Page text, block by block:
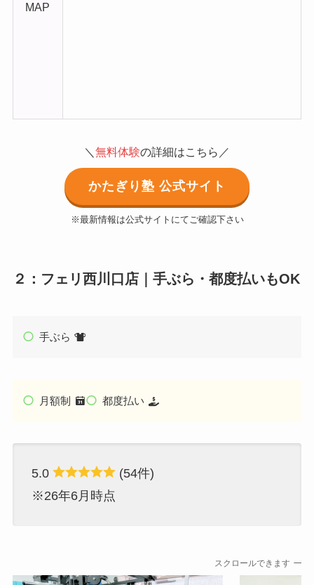
MAP
＼ 無料体験の詳細はこちら／
かたぎり塾 公式サイト
※最新情報は公式サイトにてご確認下さい
２：フェリ西川口店｜手ぶら・都度払いもOK
手ぶら
月額制 都度払い
5.0
(54件)
※26年6月時点
スクロールできます